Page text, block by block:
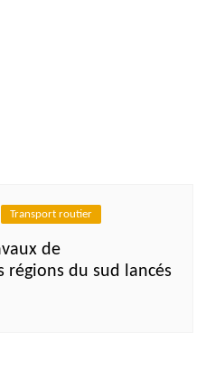
Transport routier
de
régions du sud lancés